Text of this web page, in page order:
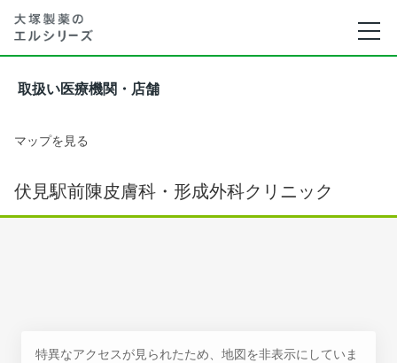
取扱い医療機関・店舗
マップを見る
伏見駅前陳皮膚科・形成外科クリニック
特異なアクセスが見られたため、地図を非表示にしていま